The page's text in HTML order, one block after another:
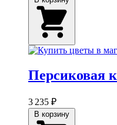
Персиковая
3 235 ₽